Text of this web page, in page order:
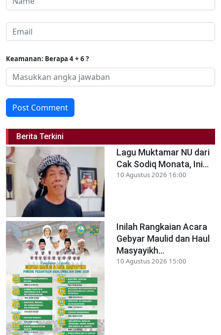
Keamanan: Berapa 4 + 6 ?
Post Comment
Berita Terkini
Lagu Muktamar NU dari
Cak Sodiq Monata, Ini...
10 Agustus 2026 16:00
Inilah Rangkaian Acara
Gebyar Maulid dan Haul
Masyayikh...
10 Agustus 2026 15:00